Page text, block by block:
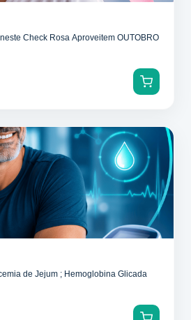
Aproveitem OUTOBRO
de Jejum ; Hemoglobina Glicada